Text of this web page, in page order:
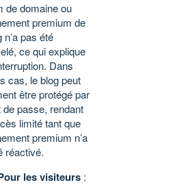
de domaine ou
premium de
n’a pas été
ce qui explique
Dans
cas, le blog peut
être protégé par
de passe, rendant
limité tant que
premium n’a
réactivé.
les visiteurs :